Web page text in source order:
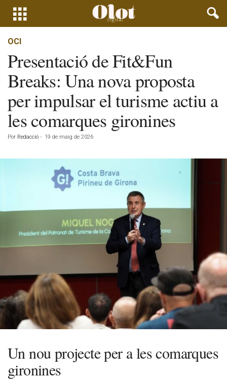
OCI
Presentació de Fit&Fun
Breaks: Una nova proposta
per impulsar el turisme actiu a
les comarques gironines
Por Redacció - 19 de maig de 2026
Un nou projecte per a les comarques
gironines